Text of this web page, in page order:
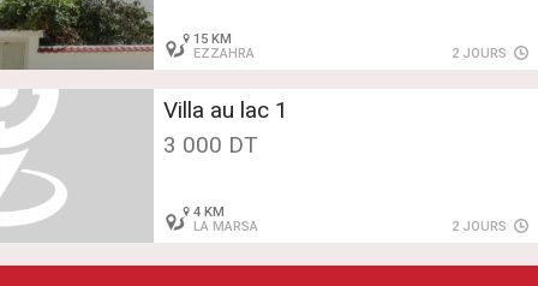
15 KM
EZZAHRA
2 JOURS
Villa au lac 1
3 000 DT
4 KM
LA MARSA
2 JOURS